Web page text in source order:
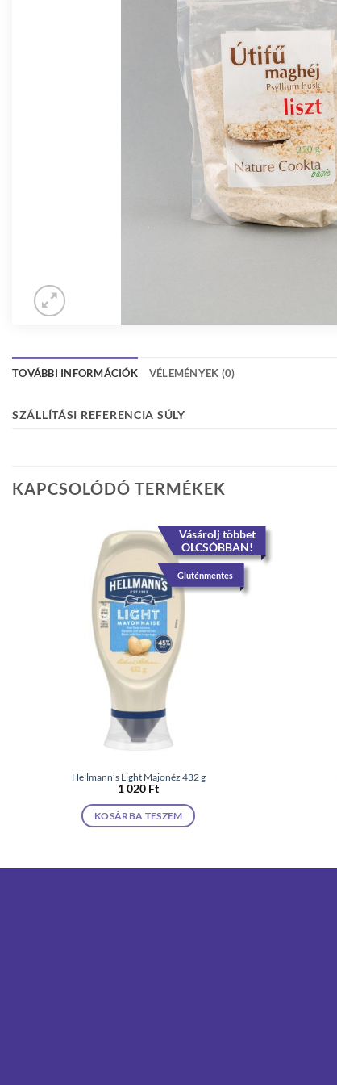
TOVÁBBI INFORMÁCIÓK VÉLEMÉNYEK (0)
SZÁLLÍTÁSI REFERENCIA SÚLY
KAPCSOLÓDÓ TERMÉKEK
Vásárolj többet
OLCSÓBBAN!
Gluténmentes
Hellmann’s Light Majonéz 432 g
1 020 Ft
KOSÁRBA TESZEM